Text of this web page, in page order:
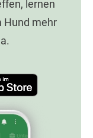
lernen
Hund mehr